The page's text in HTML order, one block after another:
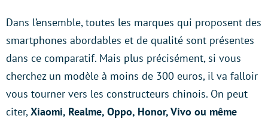
Dans l’ensemble, toutes les marques qui proposent des
smartphones abordables et de qualité sont présentes
dans ce comparatif. Mais plus précisément, si vous
cherchez un modèle à moins de 300 euros, il va falloir
vous tourner vers les constructeurs chinois. On peut
citer,Xiaomi, Realme, Oppo, Honor, Vivo ou même